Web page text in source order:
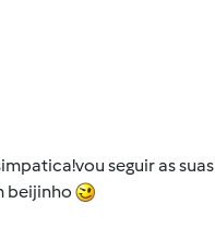
seguir as suas
beijinho